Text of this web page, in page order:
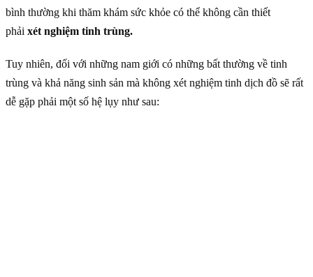
bình thường khi thăm khám sức khỏe có thể không cần thiết
phải xét nghiệm tinh trùng.
Tuy nhiên, đối với những nam giới có những bất thường về tinh
trùng và khả năng sinh sản mà không xét nghiệm tinh dịch đồ sẽ rất
dễ gặp phải một số hệ lụy như sau: